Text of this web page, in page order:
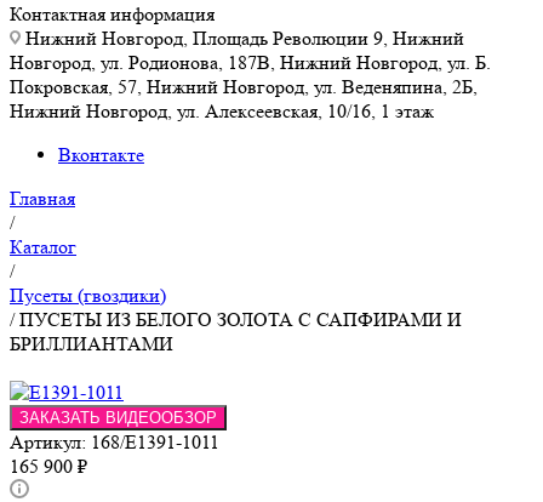
Контактная информация
Нижний Новгород, Площадь Революции 9, Нижний
Новгород, ул. Родионова, 187В, Нижний Новгород, ул. Б.
Покровская, 57, Нижний Новгород, ул. Веденяпина, 2Б,
Нижний Новгород, ул. Алексеевская, 10/16, 1 этаж
Вконтакте
Главная
/
Каталог
/
Пусеты (гвоздики)
/ПУСЕТЫ ИЗ БЕЛОГО ЗОЛОТА С САПФИРАМИ И
БРИЛЛИАНТАМИ
ЗАКАЗАТЬ ВИДЕООБЗОР
Артикул: 168/E1391-1011
165 900 ₽